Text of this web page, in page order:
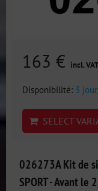
163 € incl. VAT
Disponibilité: 3
SELECT
026273A Kit de
SPORT - Avant